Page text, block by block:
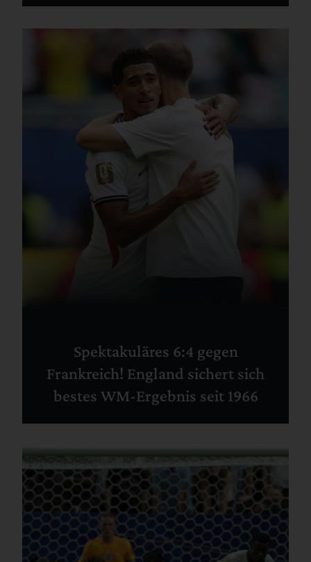
Spektakuläres 6:4 gegen
Frankreich! England sichert sich
bestes WM-Ergebnis seit 1966